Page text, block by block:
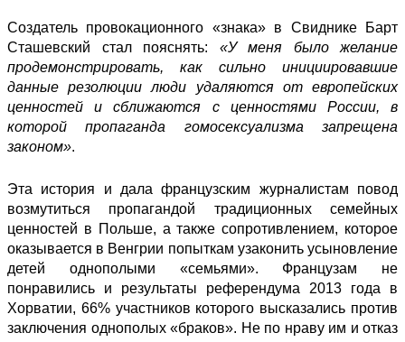
Создатель провокационного «знака» в Свиднике Барт
Сташевский стал пояснять: «У меня было желание
продемонстрировать, как сильно инициировавшие
данные резолюции люди удаляются от европейских
ценностей и сближаются с ценностями России, в
которой пропаганда гомосексуализма запрещена
законом».
Эта история и дала французским журналистам повод
возмутиться пропагандой традиционных семейных
ценностей в Польше, а также сопротивлением, которое
оказывается в Венгрии попыткам узаконить усыновление
детей однополыми «семьями». Французам не
понравились и результаты референдума 2013 года в
Хорватии, 66% участников которого высказались против
заключения однополых «браков». Не по нраву им и отказ